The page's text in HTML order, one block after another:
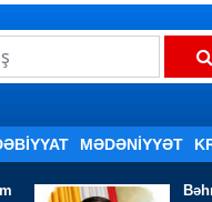
MƏDƏNİYYƏT